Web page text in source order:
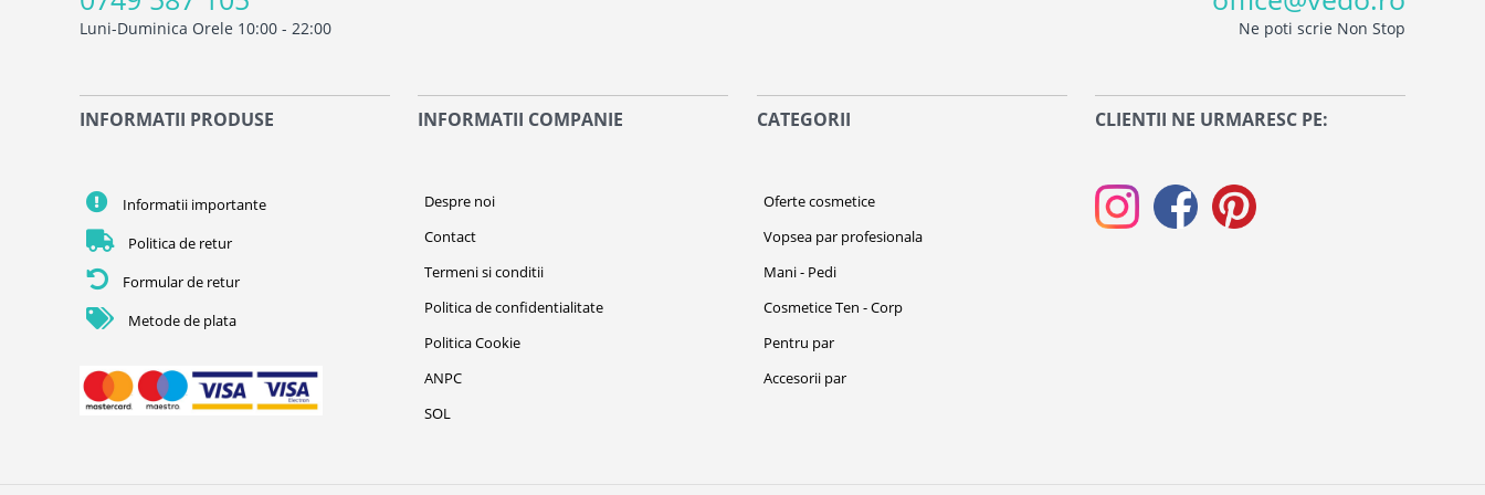
Luni-Duminica Orele 10:00 - 22:00 Ne poti scrie Non Stop
INFORMATII PRODUSE
Informatii importante
Politica de retur
Formular de retur
Metode de plata
INFORMATII COMPANIE
Despre noi
Contact
Termeni si conditii
Politica de confidentialitate
Politica Cookie
ANPC
SOL
CATEGORII
Oferte cosmetice
Vopsea par profesionala
Mani - Pedi
Cosmetice Ten - Corp
Pentru par
Accesorii par
CLIENTII NE URMARESC PE: